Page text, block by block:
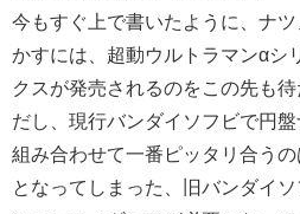
今もすぐ上で書いたように、ナ
かすには、超動ウルトラマンαシ
クスが発売されるのをこの先も
だし、現行バンダイソフビで円盤
組み合わせて一番ピッタリ合う
となってしまった、旧バンダイ